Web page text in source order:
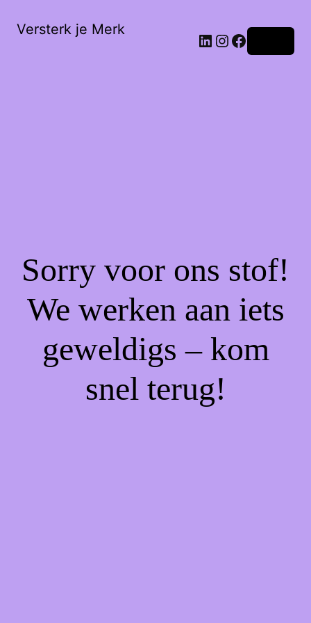
Versterk je Merk
LinkedIn
Instagram
Facebook
Sorry voor ons stof!
We werken aan iets
geweldigs – kom
snel terug!